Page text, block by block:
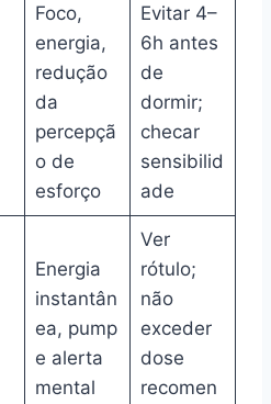
Foco,
energia,
redução
da
percepçã
o de
esforço
Evitar 4–
6h antes
de
dormir;
checar
sensibilid
ade
Energia
instantân
ea, pump
e alerta
mental
Ver
rótulo;
não
exceder
dose
recomen